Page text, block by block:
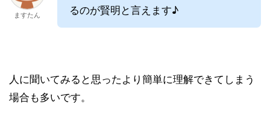
ますたん
るのが賢明と言えます♪
人に聞いてみると思ったより簡単に理解できてしまう
場合も多いです。